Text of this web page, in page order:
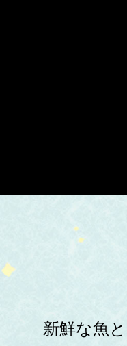
新鮮な魚